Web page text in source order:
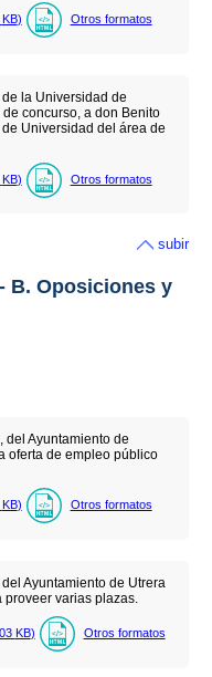
KB) Otros formatos
la Universidad de
concurso, a don Benito
Universidad del área de
KB) Otros formatos
subir
B. Oposiciones y
del Ayuntamiento de
oferta de empleo público
KB) Otros formatos
Ayuntamiento de Utrera
proveer varias plazas.
KB) Otros formatos